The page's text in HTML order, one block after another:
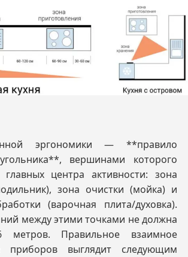
эргономики — **правило
вершинами которого
центра активности: зона
зона очистки (мойка) и
(варочная плита/духовка).
между этими точками не должна
метров. Правильное взаимное
приборов выглядит следующим